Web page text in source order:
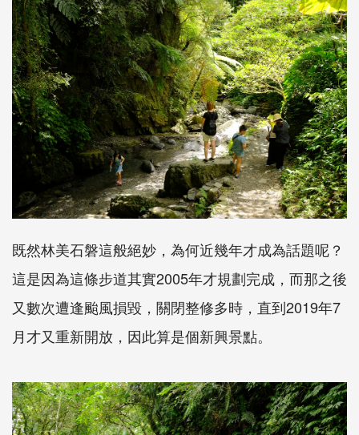
既然林美石磐這般絕妙，為何近幾年才成為話題呢？
這是因為這條步道其實2005年才規劃完成，而那之後
又數次遭逢颱風損毀，關閉整修多時，直到2019年7
月才又重新開放，因此算是個新興景點。